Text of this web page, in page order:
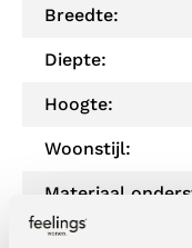
Breedte:
Diepte:
Hoogte:
Woonstijl:
Materiaal
Zitdiepte: